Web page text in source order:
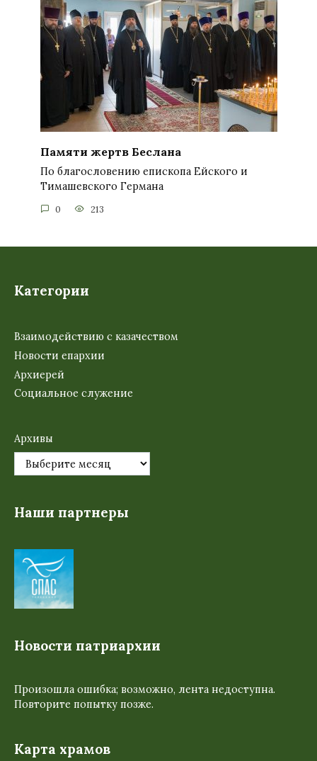
Памяти жертв Беслана
По благословению епископа Ейского и
Тимашевского Германа
0 213
Категории
Взаимодействию с казачеством
Новости епархии
Архиерей
Социальное служение
Архивы
Наши партнеры
Новости патриархии
Произошла ошибка; возможно, лента недоступна.
Повторите попытку позже.
Карта храмов